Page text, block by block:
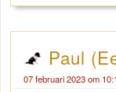
Paul
07 februari 2023 om